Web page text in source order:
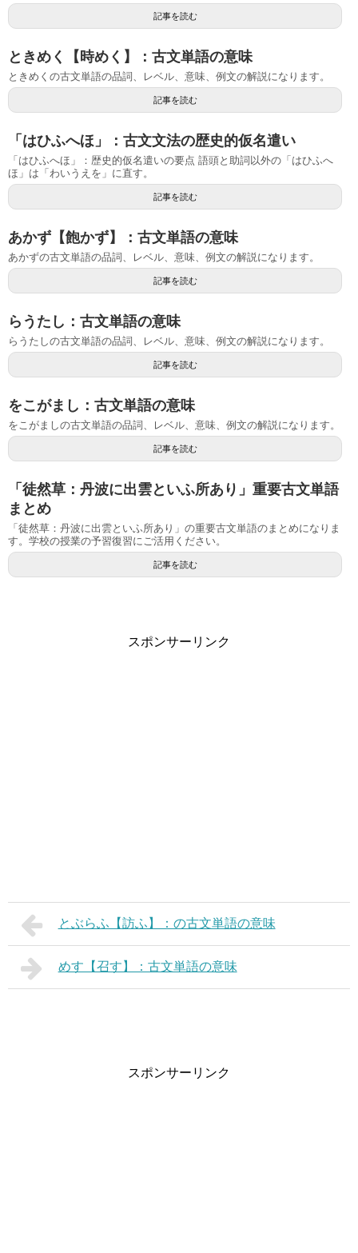
記事を読む
ときめく【時めく】：古文単語の意味
ときめくの古文単語の品詞、レベル、意味、例文の解説になります。
記事を読む
「はひふへほ」：古文文法の歴史的仮名遣い
「はひふへほ」：歴史的仮名遣いの要点 語頭と助詞以外の「はひふへ
ほ」は「わいうえを」に直す。
記事を読む
あかず【飽かず】：古文単語の意味
あかずの古文単語の品詞、レベル、意味、例文の解説になります。
記事を読む
らうたし：古文単語の意味
らうたしの古文単語の品詞、レベル、意味、例文の解説になります。
記事を読む
をこがまし：古文単語の意味
をこがましの古文単語の品詞、レベル、意味、例文の解説になります。
記事を読む
「徒然草：丹波に出雲といふ所あり」重要古文単語
まとめ
「徒然草：丹波に出雲といふ所あり」の重要古文単語のまとめになりま
す。学校の授業の予習復習にご活用ください。
記事を読む
スポンサーリンク
とぶらふ【訪ふ】：の古文単語の意味
めす【召す】：古文単語の意味
スポンサーリンク